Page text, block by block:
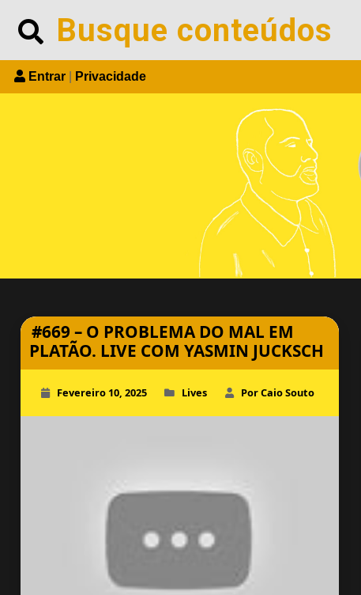
Search
Entrar Privacidade
#669 – O PROBLEMA DO MAL EM
PLATÃO. LIVE COM YASMIN JUCKSCH
Fevereiro 10, 2025 Lives Por Caio Souto